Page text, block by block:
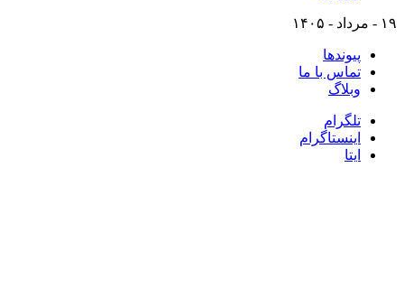
۱۹ - مرداد - ۱۴۰۵
پیوندها
تماس با ما
وبلاگ
تلگرام
اینستاگرام
ایتا